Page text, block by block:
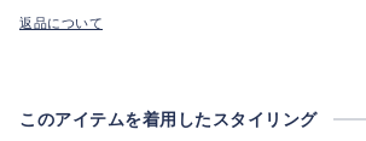
返品について
このアイテムを着用したスタイリング